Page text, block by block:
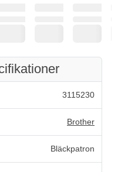
3115230
Brother
Bläckpatron